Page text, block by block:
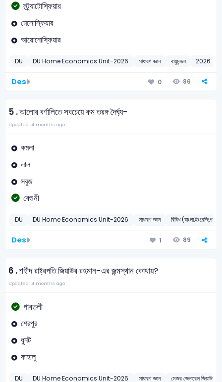
স্ট্র্যাটোস্ফিয়ার
মেসোস্ফিয়ার
আয়োনোস্ফিয়ার
DU DU Home Economics Unit-2026 সাধারণ জ্ঞান বায়ুমন্ডল 2026
Des 0 86
5 .আলোর বর্ণালিতে সবচেয়ে কম তরঙ্গ দৈর্ঘ্য-
Updated: 4 months ago
কমলা
লাল
সবুজ
বেগুনী
DU DU Home Economics Unit-2026 সাধারণ জ্ঞান বিবিধ
Des 1 89
6 .শহীদ রাষ্ট্রপতি জিয়াউর রহমান-এর জন্মস্থান কোথায়?
Updated: 4 months ago
গাবতলী
শেরপুর
ধুনট
কাহালু
DU DU Home Economics Unit-2026 সাধারণ জ্ঞান মেজর জেনারেল জিয়াউর